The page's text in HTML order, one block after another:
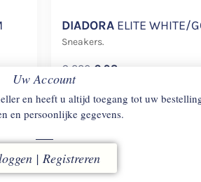
DIADORA ELITE WHITE/
Sneakers.
€ 220 € 98
Uw Account
en heeft u altijd toegang tot uw
en persoonlijke gegevens.
| Registreren